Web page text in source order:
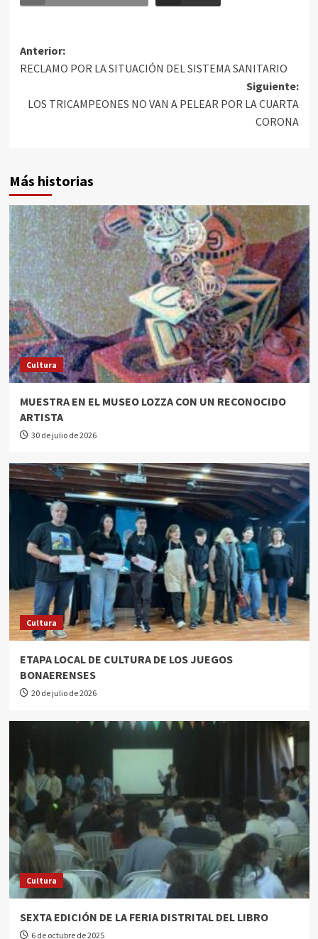
Anterior:
RECLAMO POR LA SITUACIÓN DEL SISTEMA SANITARIO
Siguiente:
LOS TRICAMPEONES NO VAN A PELEAR POR LA CUARTA
CORONA
Más historias
Cultura
MUESTRA EN EL MUSEO LOZZA CON UN RECONOCIDO
ARTISTA
30 de julio de 2026
Cultura
ETAPA LOCAL DE CULTURA DE LOS JUEGOS
BONAERENSES
20 de julio de 2026
Cultura
SEXTA EDICIÓN DE LA FERIA DISTRITAL DEL LIBRO
6 de octubre de 2025